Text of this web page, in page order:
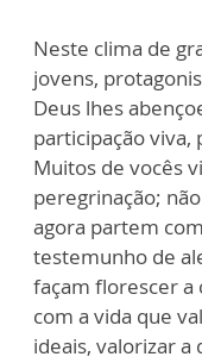
Neste clima de
jovens,
Deus lhes
participação viva,
Muitos de vocês
peregrinação;
agora partem
testemunho de
façam florescer a
com a vida que
ideais, valorizar a